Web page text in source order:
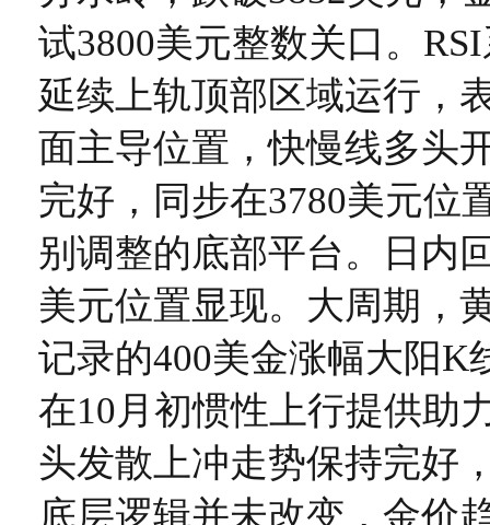
试3800美元整数关口。
延续上轨顶部区域运行，
面主导位置，快慢线多头
完好，同步在3780美元位
别调整的底部平台。日内
美元位置显现。大周期，
记录的400美金涨幅大阳K
在10月初惯性上行提供助
头发散上冲走势保持完好
底层逻辑并未改变，金价